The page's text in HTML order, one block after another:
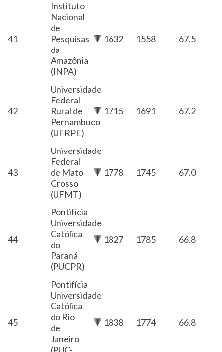
41
Instituto
Nacional
de
Pesquisas
da
Amazônia
(INPA)
🔻 1632 1558 67.5
42
Universidade
Federal
Rural de
Pernambuco
(UFRPE)
🔻 1715 1691 67.2
43
Universidade
Federal
de Mato
Grosso
(UFMT)
🔻 1778 1745 67.0
44
Pontifícia
Universidade
Católica
do
Paraná
(PUCPR)
🔻 1827 1785 66.8
45
Pontifícia
Universidade
Católica
do Rio
de
Janeiro
(PUC-
🔻 1838 1774 66.8